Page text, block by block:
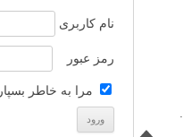
نام کاربری
رمز عبور
مرا به خاطر بسپار